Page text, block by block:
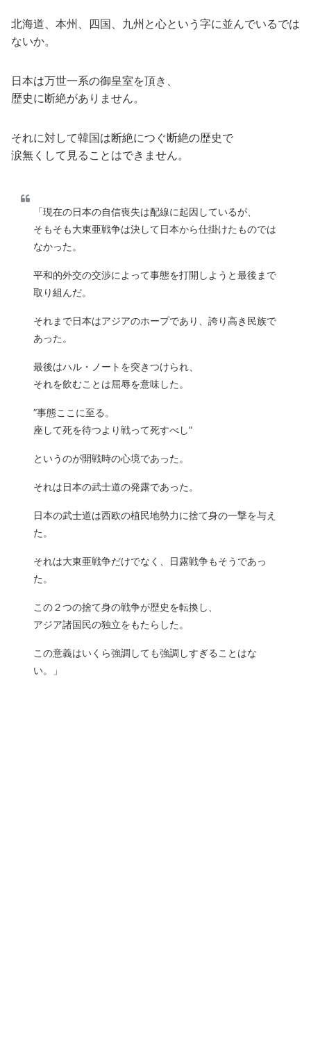
北海道、本州、四国、九州と心という字に並んでいるでは
ないか。
日本は万世一系の御皇室を頂き、
歴史に断絶がありません。
それに対して韓国は断絶につぐ断絶の歴史で
涙無くして見ることはできません。
「現在の日本の自信喪失は配線に起因しているが、
そもそも大東亜戦争は決して日本から仕掛けたものでは
なかった。
平和的外交の交渉によって事態を打開しようと最後まで
取り組んだ。
それまで日本はアジアのホープであり、誇り高き民族で
あった。
最後はハル・ノートを突きつけられ、
それを飲むことは屈辱を意味した。
”事態ここに至る。
座して死を待つより戦って死すべし”
というのが開戦時の心境であった。
それは日本の武士道の発露であった。
日本の武士道は西欧の植民地勢力に捨て身の一撃を与え
た。
それは大東亜戦争だけでなく、日露戦争もそうであっ
た。
この２つの捨て身の戦争が歴史を転換し、
アジア諸国民の独立をもたらした。
この意義はいくら強調しても強調しすぎることはな
い。」